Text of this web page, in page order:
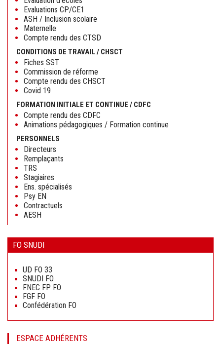
Evaluations CP/CE1
ASH / Inclusion scolaire
Maternelle
Compte rendu des CTSD
CONDITIONS DE TRAVAIL / CHSCT
Fiches SST
Commission de réforme
Compte rendu des CHSCT
Covid 19
FORMATION INITIALE ET CONTINUE / CDFC
Compte rendu des CDFC
Animations pédagogiques / Formation continue
PERSONNELS
Directeurs
Remplaçants
TRS
Stagiaires
Ens. spécialisés
Psy EN
Contractuels
AESH
FO SNUDI
contenu
UD FO 33
SNUDI FO
FNEC FP FO
FGF FO
Confédération FO
ESPACE ADHÉRENTS